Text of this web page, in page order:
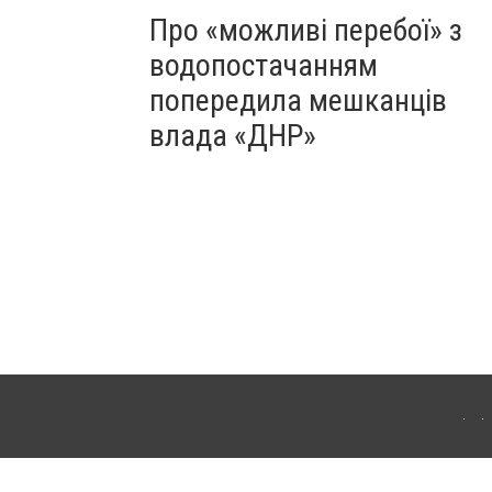
Про «можливі перебої» з
водопостачанням
попередила мешканців
влада «ДНР»